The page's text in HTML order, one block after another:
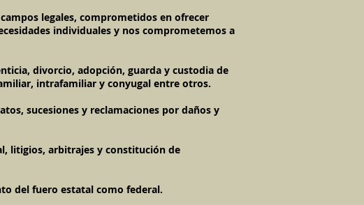
legales, comprometidos en ofrecer
individuales y nos comprometemos a
divorcio, adopción, guarda y custodia de
intrafamiliar y conyugal entre otros.
sucesiones y reclamaciones por daños y
litigios, arbitrajes y constitución de
del fuero estatal como federal.